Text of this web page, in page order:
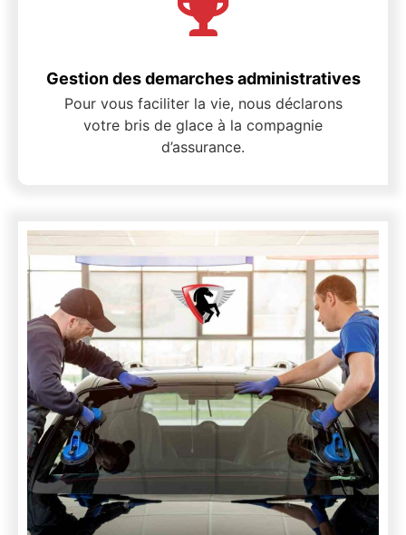
Gestion des demarches administratives
Pour vous faciliter la vie, nous déclarons
votre bris de glace à la compagnie
d’assurance.